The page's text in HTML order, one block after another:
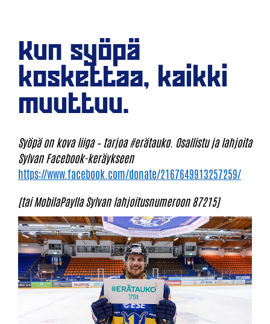
Kun syöpä
koskettaa, kaikki
muuttuu.
Syöpä on kova liiga – tarjoa #erätauko. Osallistu ja lahjoita
Sylvan Facebook-keräykseen
https://www.facebook.com/donate/2167649913257259/
(tai MobilaPaylla Sylvan lahjoitusnumeroon 87215)